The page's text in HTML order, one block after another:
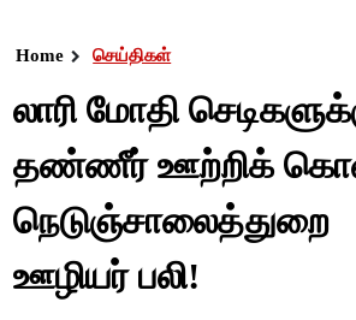
Home செய்திகள்
லாரி மோதி
தண்ணீர் ஊற்றிக்
நெடுஞ்சாலைத்துறை
ஊழியர் பலி!